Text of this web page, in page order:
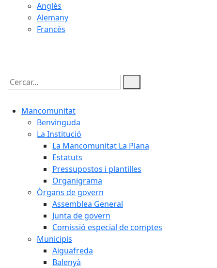
Anglès
Alemany
Francès
Cercar:
Mancomunitat
Benvinguda
La Institució
La Mancomunitat La Plana
Estatuts
Pressupostos i plantilles
Organigrama
Òrgans de govern
Assemblea General
Junta de govern
Comissió especial de comptes
Municipis
Aiguafreda
Balenyà